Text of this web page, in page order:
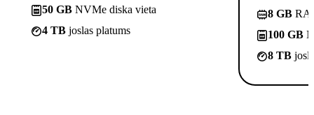
50 GB NVMe diska vieta
4 TB joslas platums
8 GB
100 GB
8 TB